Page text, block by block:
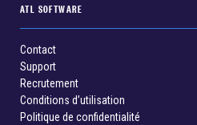
ATL SOFTWARE
Contact
Support
Recrutement
Conditions d’utilisation
Politique de confidentialité